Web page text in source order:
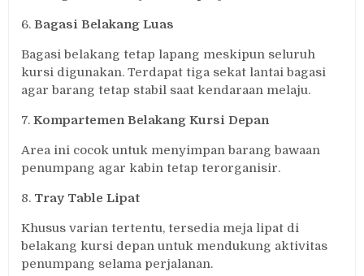
6.Bagasi Belakang Luas
Bagasi belakang tetap lapang meskipun seluruh
kursi digunakan. Terdapat tiga sekat lantai bagasi
agar barang tetap stabil saat kendaraan melaju.
7.Kompartemen Belakang Kursi Depan
Area ini cocok untuk menyimpan barang bawaan
penumpang agar kabin tetap terorganisir.
8. Tray Table Lipat
Khusus varian tertentu, tersedia meja lipat di
belakang kursi depan untuk mendukung aktivitas
penumpang selama perjalanan.